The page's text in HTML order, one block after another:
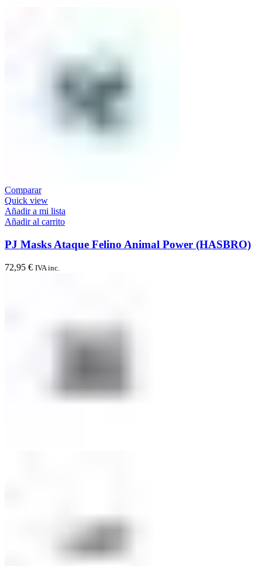
Comparar
Quick view
Añadir a mi lista
Añadir al carrito
PJ Masks Ataque Felino Animal Power (HASBRO)
72,95 € IVA inc.